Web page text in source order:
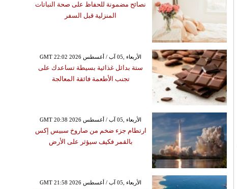
نصائح مضمونة للحفاظ على صحة النباتات
المنزلية قبل السفر
GMT 22:02 2026 الأربعاء ,05 آب / أغسطس
ستة بدائل غذائية بسيطة تساعدك على
تجنب الأطعمة فائقة المعالجة
GMT 20:38 2026 الأربعاء ,05 آب / أغسطس
ارتطام جزء ضخم من صاروخ سبيس إكس
بالقمر فكيف سيؤثر على الأرض
GMT 21:58 2026 الأربعاء ,05 آب / أغسطس